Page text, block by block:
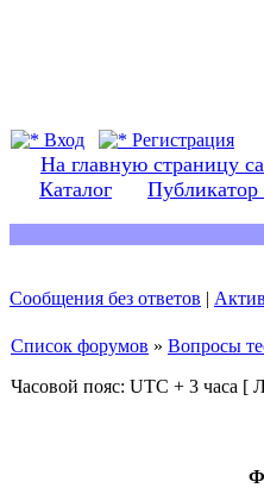
Вход
Регистрация
На главную страницу
Каталог
Сообщения без ответов |
Список форумов » Вопросы
Часовой пояс: UTC + 3 часа [